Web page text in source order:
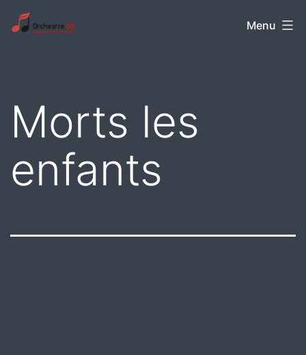
Aller
auOrchestre
Menu
Morts les
enfants